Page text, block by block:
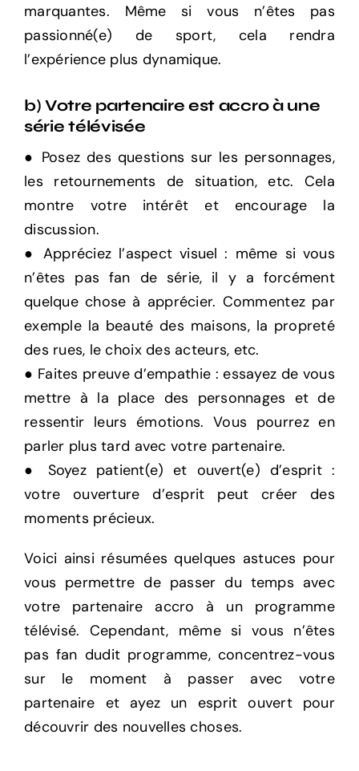
marquantes. Même si vous n’êtes pas
passionné(e) de sport, cela rendra
l’expérience plus dynamique.
b) Votre partenaire est accro à une
série télévisée
● Posez des questions sur les personnages,
les retournements de situation, etc. Cela
montre votre intérêt et encourage la
discussion.
● Appréciez l’aspect visuel : même si vous
n’êtes pas fan de série, il y a forcément
quelque chose à apprécier. Commentez par
exemple la beauté des maisons, la propreté
des rues, le choix des acteurs, etc.
● Faites preuve d’empathie : essayez de vous
mettre à la place des personnages et de
ressentir leurs émotions. Vous pourrez en
parler plus tard avec votre partenaire.
● Soyez patient(e) et ouvert(e) d’esprit :
votre ouverture d’esprit peut créer des
moments précieux.
Voici ainsi résumées quelques astuces pour
vous permettre de passer du temps avec
votre partenaire accro à un programme
télévisé. Cependant, même si vous n’êtes
pas fan dudit programme, concentrez-vous
sur le moment à passer avec votre
partenaire et ayez un esprit ouvert pour
découvrir des nouvelles choses.